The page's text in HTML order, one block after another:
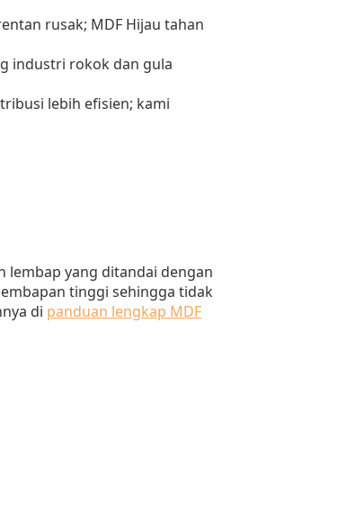
rusak; MDF Hijau tahan
industri rokok dan gula
lebih efisien; kami
lembap yang ditandai dengan
tinggi sehingga tidak
di panduan lengkap MDF